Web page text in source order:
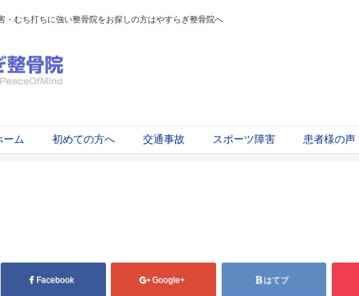
・むち打ちに強い整骨院をお探しの方はやすらぎ整骨院へ
ーム 初めての方へ 交通事故 スポーツ障害 患者様の声
Facebook Google+ はてブ